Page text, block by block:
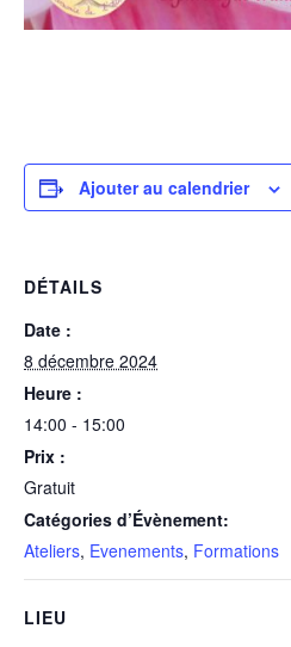
Ajouter au calendrier
DÉTAILS
Date :
8 décembre 2024
Heure :
14:00 - 15:00
Prix :
Gratuit
Catégories d’Évènement:
Ateliers, Evenements, Formations
LIEU